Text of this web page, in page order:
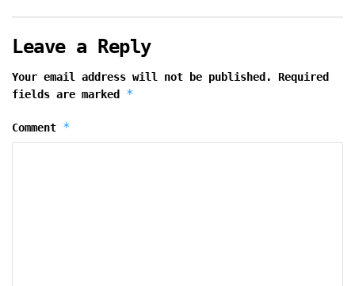
Leave a Reply
Your email address will not be published.
Required
fields are marked *
Comment *